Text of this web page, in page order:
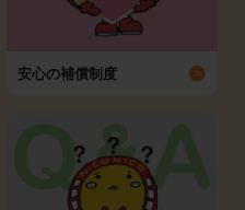
安心の補償制度